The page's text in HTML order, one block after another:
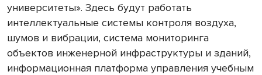
университеты». Здесь будут работать
интеллектуальные системы контроля воздуха,
шумов и вибрации, система мониторинга
объектов инженерной инфраструктуры и зданий,
информационная платформа управления учебным